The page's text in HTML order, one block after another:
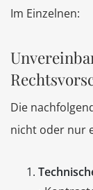
Im Einzelnen:
Die
nicht oder nur